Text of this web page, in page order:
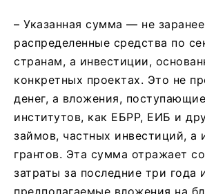
– Указанная сумма — не заранее
распределенные средства по
странам, а инвестиции,
конкретных проектах. Это не
денег, а вложения,
институтов, как ЕБРР, ЕИБ и
займов, частных инвестиций, а
грантов. Эта сумма отражает
затраты за последние три года